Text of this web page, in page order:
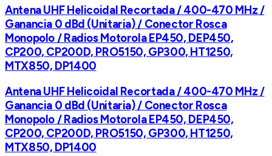
Antena UHF Helicoidal Recortada / 400-470 MHz /
Ganancia 0 dBd (Unitaria) / Conector Rosca
Monopolo / Radios Motorola EP450, DEP450,
CP200, CP200D, PRO5150, GP300, HT1250,
MTX850, DP1400
Antena UHF Helicoidal Recortada / 400-470 MHz /
Ganancia 0 dBd (Unitaria) / Conector Rosca
Monopolo / Radios Motorola EP450, DEP450,
CP200, CP200D, PRO5150, GP300, HT1250,
MTX850, DP1400